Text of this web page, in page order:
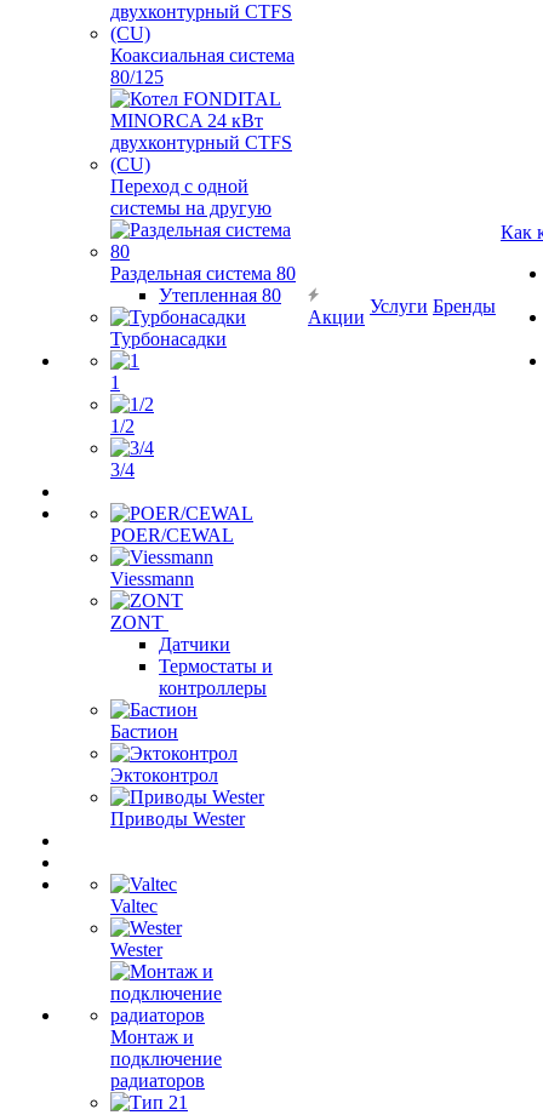
Коаксиальная система
80/125
Переход с одной
системы на другую
Раздельная система 80
Утепленная 80
Турбонасадки
1
1/2
3/4
POER/CEWAL
Viessmann
ZONT
Датчики
Термостаты и
контроллеры
Бастион
Эктоконтрол
Приводы Wester
Valtec
Wester
Монтаж и
подключение
радиаторов
Акции
Услуги Бренды
Как